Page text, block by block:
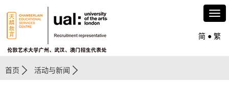
简 ● 繁
首页 活动与新闻